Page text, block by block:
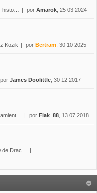
histo… por Amarok , 25 03 2024
Kozik por Bertram , 30 10 2025
por James Doolittle , 30 12 2017
por Flak_88 , 13 07 2018
de Drac…